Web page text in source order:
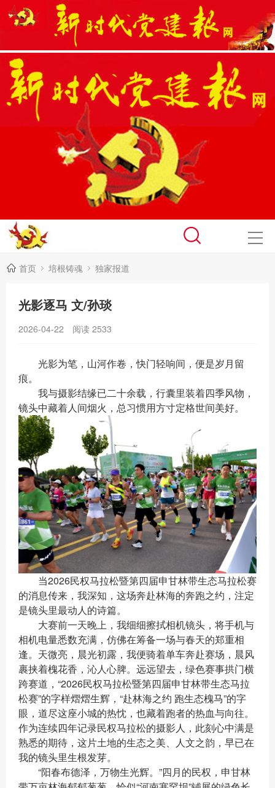
首页 培根铸魂 独家报道
光影逐马 文/孙琰
2026-04-22 阅读 2533
光影为笔，山河作卷，快门轻响间，便是岁月留
痕。
我与摄影结缘已二十余载，行囊里装着四季风物，
镜头中藏着人间烟火，总习惯用方寸定格世间美好。
当2026民权马拉松暨第四届申甘林带生态马拉松赛
的消息传来，我深知，这场奔赴林海的奔跑之约，注定
是镜头里最动人的诗篇。
大赛前一天晚上，我细细擦拭相机镜头，将手机与
相机电量悉数充满，仿佛在筹备一场与春天的郑重相
逢。天微亮，晨光初露，我便骑着单车奔赴赛场，晨风
裹挟着槐花香，沁人心脾。远远望去，绿色赛事拱门横
跨赛道，“2026民权马拉松暨第四届申甘林带生态马拉
松赛”的字样熠熠生辉，“赴林海之约 跑生态槐马”的字
眼，道尽这座小城的热忱，也藏着跑者的热血与向往。
作为连续四年记录民权马拉松的摄影人，此刻心中满是
熟悉的期待，这片土地的生态之美、人文之韵，早已在
我的镜头里生根发芽。
“阳春布德泽，万物生光辉。”四月的民权，申甘林